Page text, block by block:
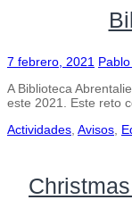
7 febrero, 2021
A Biblioteca
este 2021. Este reto
Actividades, Avisos,